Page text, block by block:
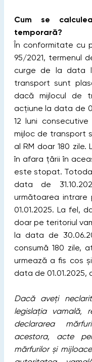
Cum se
temporară?
În conformitate cu
95/2021, termenul
curge de la data
transport sunt
dacă mijlocul de
acțiune la data de
12 luni consecutive
mijloc de transport
al RM doar 180
în afara țării în
este stopat.
data de
următoarea
01.01.2025. La fel,
doar pe teritoriul
la data de
consumă 180 zile,
urmează a fis cos
data de 01.01.2025,
Dacă aveți
legislația vamală,
declararea
acestora, acte
mărfurilor și